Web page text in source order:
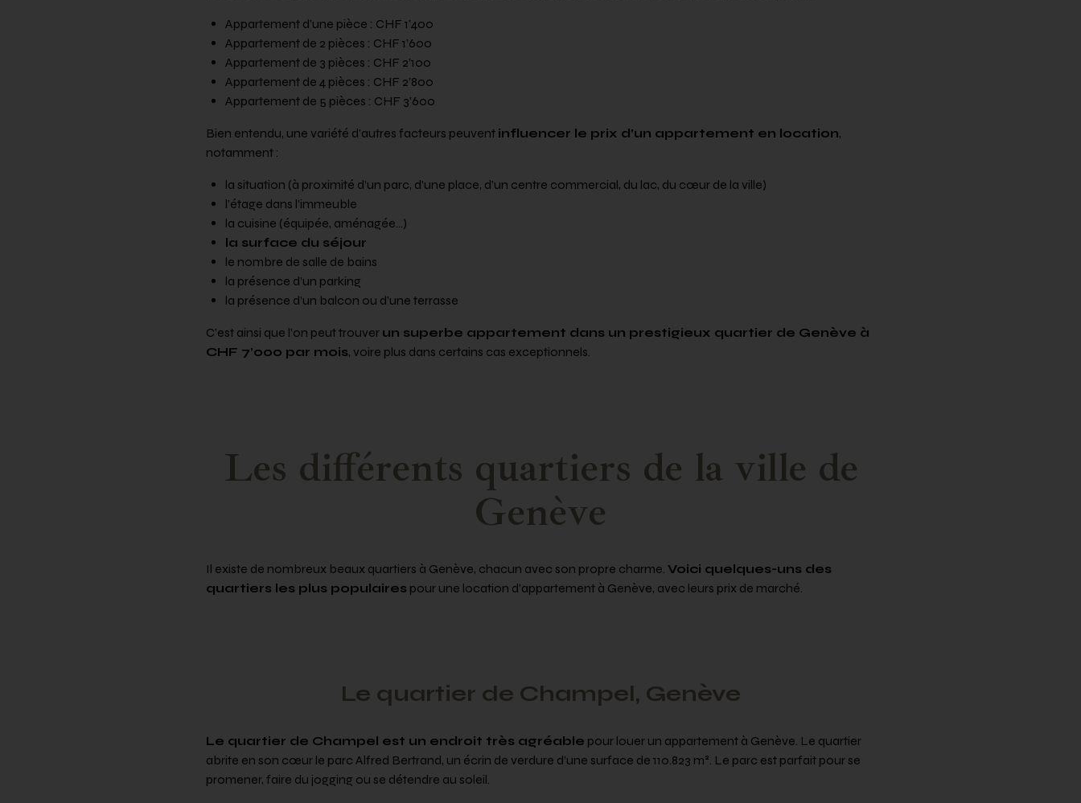
Appartement d’une pièce : CHF 1’400
Appartement de 2 pièces : CHF 1’600
Appartement de 3 pièces : CHF 2’100
Appartement de 4 pièces : CHF 2’800
Appartement de 5 pièces : CHF 3’600
Bien entendu, une variété d’autres facteurs peuvent influencer le prix d’un appartement en location,
notamment :
la situation (à proximité d’un parc, d’une place, d’un centre commercial, du lac, du cœur de la ville)
l’étage dans l’immeuble
la cuisine (équipée, aménagée…)
la surface du séjour
le nombre de salle de bains
la présence d’un parking
la présence d’un balcon ou d’une terrasse
C’est ainsi que l’on peut trouver un superbe appartement dans un prestigieux quartier de Genève à
CHF 7’000 par mois, voire plus dans certains cas exceptionnels.
Les différents quartiers de la ville de
Genève
Il existe de nombreux beaux quartiers à Genève, chacun avec son propre charme. Voici quelques-uns des
quartiers les plus populaires pour une location d’appartement à Genève, avec leurs prix de marché.
Le quartier de Champel, Genève
Le quartier de Champel est un endroit très agréable pour louer un appartement à Genève. Le quartier
abrite en son cœur le parc Alfred Bertrand, un écrin de verdure d’une surface de 110.823 m². Le parc est parfait pour se
promener, faire du jogging ou se détendre au soleil.